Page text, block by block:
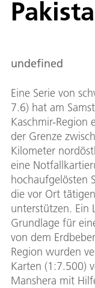
undefined
Eine Serie von
7.6) hat am
Kaschmir-Region
der Grenze
Kilometer
eine
hochaufgelösten
die vor Ort
unterstützen. Ein
Grundlage für
von dem
Region wurden
Karten (1:7.500)
Manshera mit